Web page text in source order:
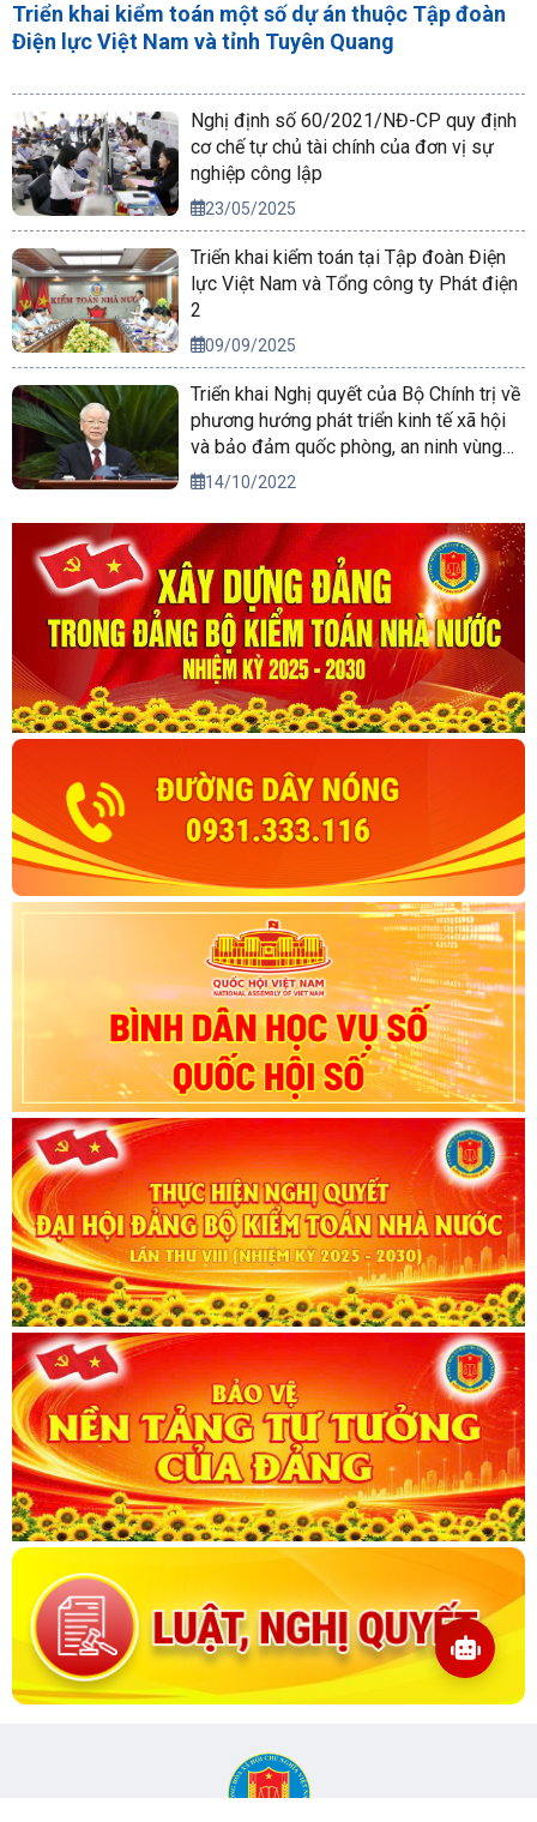
Triển khai kiểm toán một số dự án thuộc Tập đoàn
Điện lực Việt Nam và tỉnh Tuyên Quang
Nghị định số 60/2021/NĐ-CP quy định
cơ chế tự chủ tài chính của đơn vị sự
nghiệp công lập
23/05/2025
Triển khai kiểm toán tại Tập đoàn Điện
lực Việt Nam và Tổng công ty Phát điện
2
09/09/2025
Triển khai Nghị quyết của Bộ Chính trị về
phương hướng phát triển kinh tế xã hội
và bảo đảm quốc phòng, an ninh vùng
Tây Nguyên đến năm 2030, tầm nhìn
14/10/2022